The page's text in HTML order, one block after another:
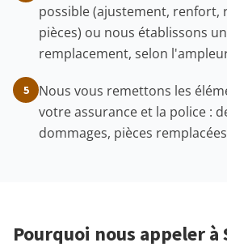
possible (ajustement, renfort,
pièces) ou nous établissons
remplacement, selon
5
Nous vous remettons les
votre assurance et la police :
dommages, pièces
Pourquoi nous appeler à